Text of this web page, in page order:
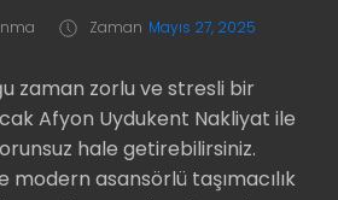
Zaman Mayıs 27, 2025
zaman zorlu ve stresli bir
Afyon Uydukent Nakliyat ile
hale getirebilirsiniz.
modern asansörlü taşımacılık